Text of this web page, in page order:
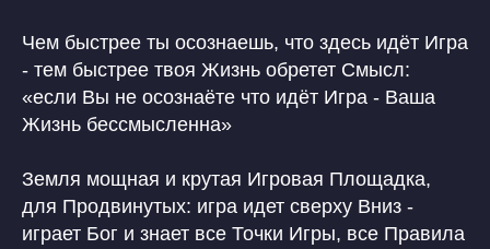
Чем быстрее ты осознаешь, что здесь идёт Игра
- тем быстрее твоя Жизнь обретет Смысл:
«если Вы не осознаёте что идёт Игра - Ваша
Жизнь бессмысленна»
Земля мощная и крутая Игровая Площадка,
для Продвинутых: игра идет сверху Вниз -
играет Бог и знает все Точки Игры, все Правила